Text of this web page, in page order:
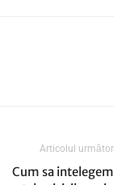
Articolul următor
Cum sa intelegem